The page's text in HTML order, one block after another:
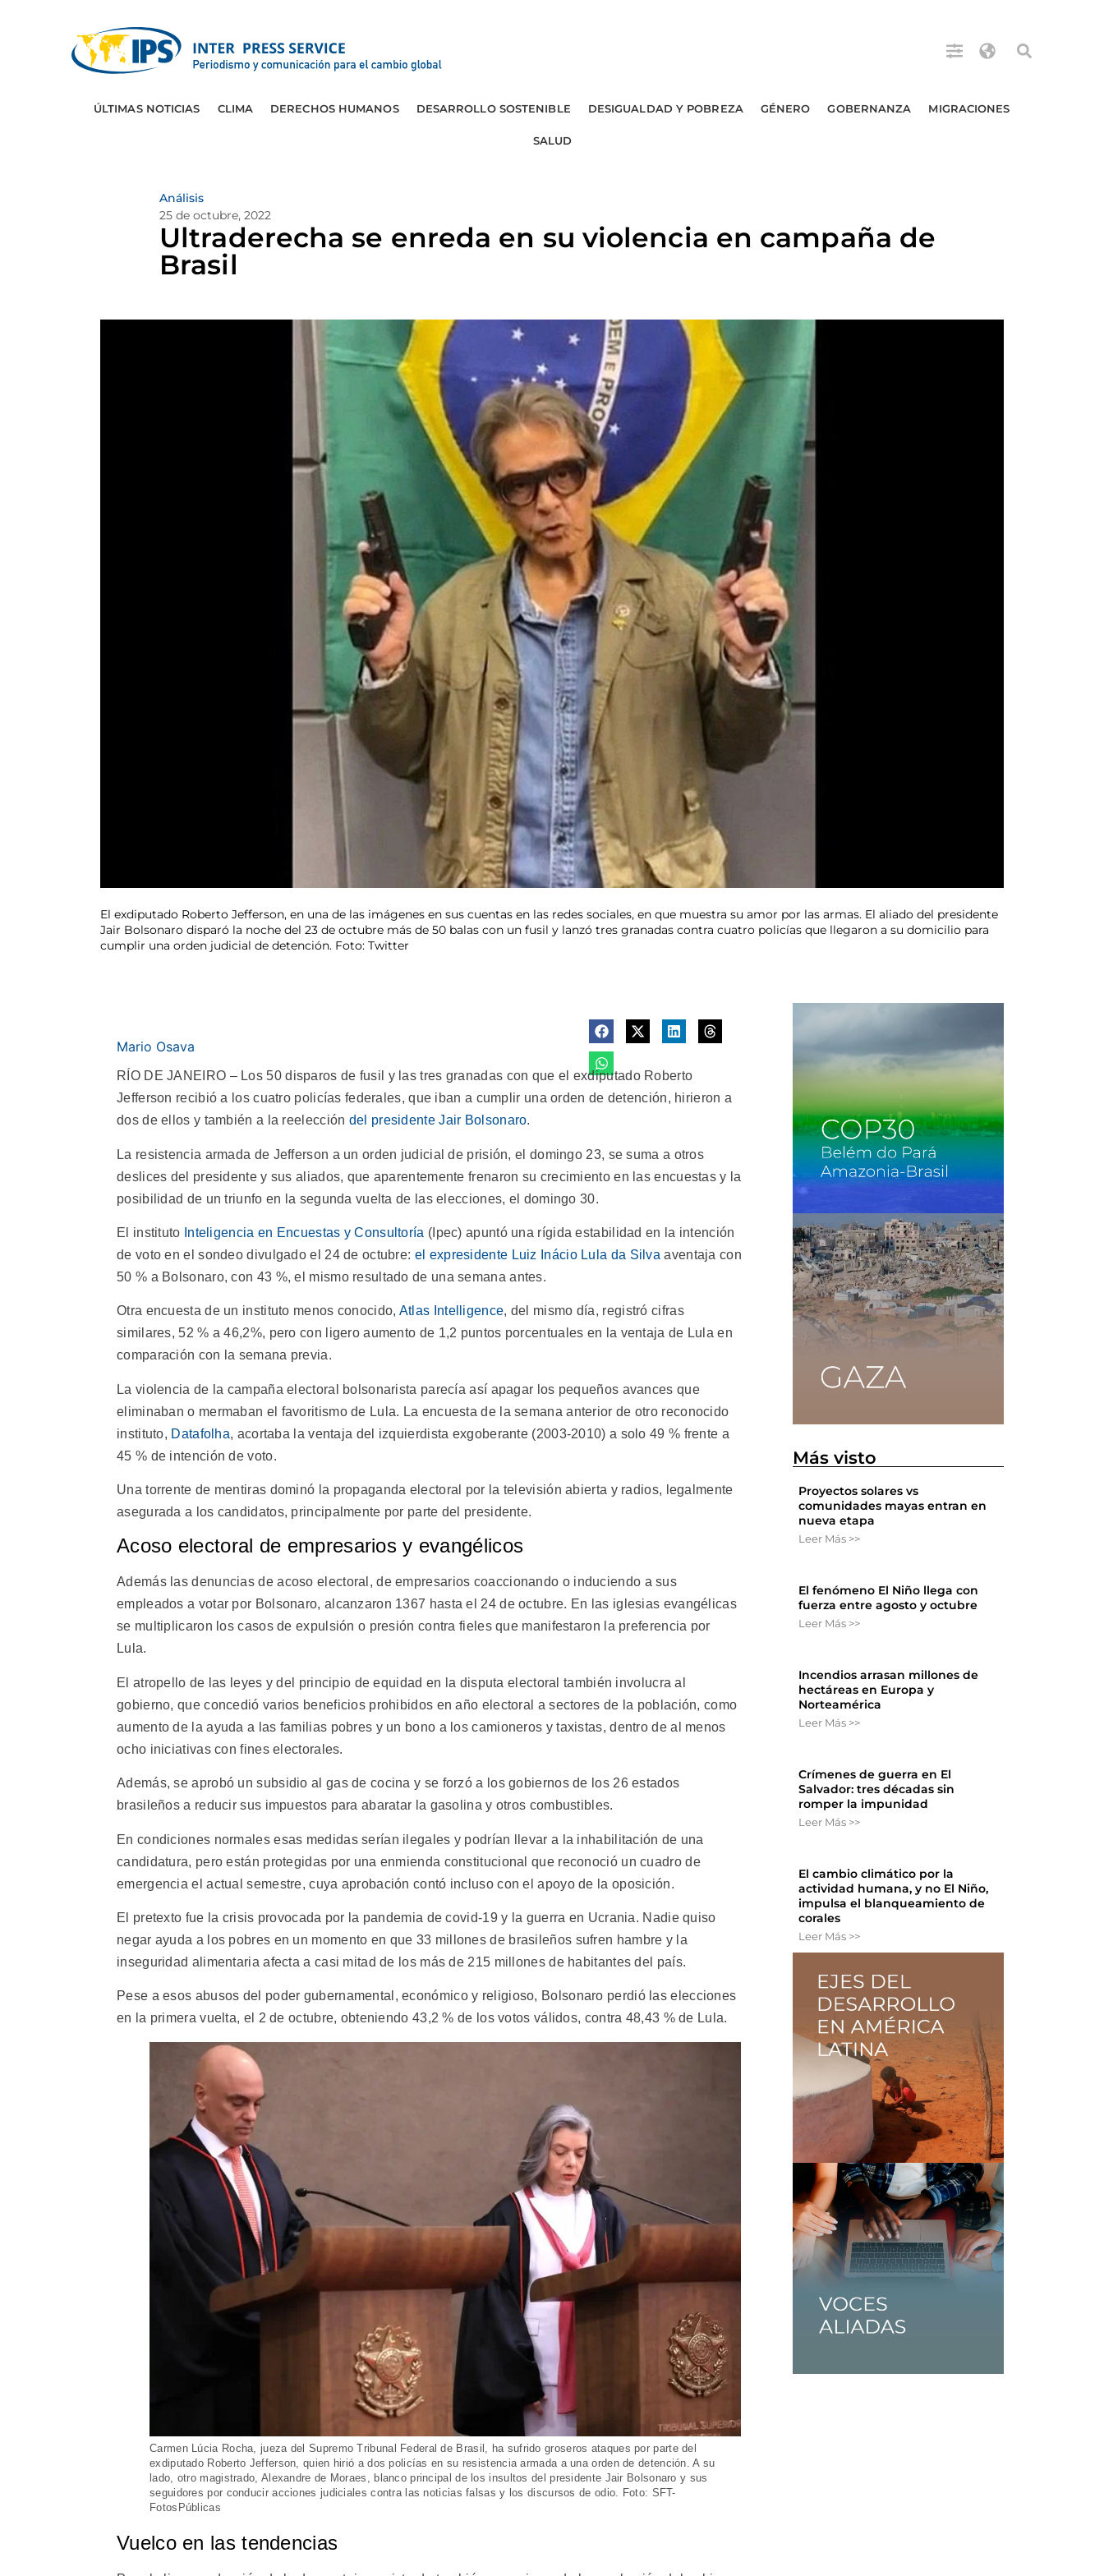
ÚLTIMAS NOTICIAS CLIMA DERECHOS HUMANOS DESARROLLO SOSTENIBLE DESIGUALDAD Y POBREZA GÉNERO GOBERNANZA MIGRACIONES
SALUD
Análisis
25 de octubre, 2022
Ultraderecha se enreda en su violencia en campaña de
Brasil
El exdiputado Roberto Jefferson, en una de las imágenes en sus cuentas en las redes sociales, en que muestra su amor por las armas. El aliado del presidente
Jair Bolsonaro disparó la noche del 23 de octubre más de 50 balas con un fusil y lanzó tres granadas contra cuatro policías que llegaron a su domicilio para
cumplir una orden judicial de detención. Foto: Twitter
Mario Osava
RÍO DE JANEIRO – Los 50 disparos de fusil y las tres granadas con que el exdiputado Roberto
Jefferson recibió a los cuatro policías federales, que iban a cumplir una orden de detención, hirieron a
dos de ellos y también a la reelección del presidente Jair Bolsonaro.
La resistencia armada de Jefferson a un orden judicial de prisión, el domingo 23, se suma a otros
deslices del presidente y sus aliados, que aparentemente frenaron su crecimiento en las encuestas y la
posibilidad de un triunfo en la segunda vuelta de las elecciones, el domingo 30.
El instituto Inteligencia en Encuestas y Consultoría (Ipec) apuntó una rígida estabilidad en la intención
de voto en el sondeo divulgado el 24 de octubre: el expresidente Luiz Inácio Lula da Silva aventaja con
50 % a Bolsonaro, con 43 %, el mismo resultado de una semana antes.
Otra encuesta de un instituto menos conocido, Atlas Intelligence, del mismo día, registró cifras
similares, 52 % a 46,2%, pero con ligero aumento de 1,2 puntos porcentuales en la ventaja de Lula en
comparación con la semana previa.
La violencia de la campaña electoral bolsonarista parecía así apagar los pequeños avances que
eliminaban o mermaban el favoritismo de Lula. La encuesta de la semana anterior de otro reconocido
instituto, Datafolha, acortaba la ventaja del izquierdista exgoberante (2003-2010) a solo 49 % frente a
45 % de intención de voto.
Una torrente de mentiras dominó la propaganda electoral por la televisión abierta y radios, legalmente
asegurada a los candidatos, principalmente por parte del presidente.
Acoso electoral de empresarios y evangélicos
Además las denuncias de acoso electoral, de empresarios coaccionando o induciendo a sus
empleados a votar por Bolsonaro, alcanzaron 1367 hasta el 24 de octubre. En las iglesias evangélicas
se multiplicaron los casos de expulsión o presión contra fieles que manifestaron la preferencia por
Lula.
El atropello de las leyes y del principio de equidad en la disputa electoral también involucra al
gobierno, que concedió varios beneficios prohibidos en año electoral a sectores de la población, como
aumento de la ayuda a las familias pobres y un bono a los camioneros y taxistas, dentro de al menos
ocho iniciativas con fines electorales.
Además, se aprobó un subsidio al gas de cocina y se forzó a los gobiernos de los 26 estados
brasileños a reducir sus impuestos para abaratar la gasolina y otros combustibles.
En condiciones normales esas medidas serían ilegales y podrían llevar a la inhabilitación de una
candidatura, pero están protegidas por una enmienda constitucional que reconoció un cuadro de
emergencia el actual semestre, cuya aprobación contó incluso con el apoyo de la oposición.
El pretexto fue la crisis provocada por la pandemia de covid-19 y la guerra en Ucrania. Nadie quiso
negar ayuda a los pobres en un momento en que 33 millones de brasileños sufren hambre y la
inseguridad alimentaria afecta a casi mitad de los más de 215 millones de habitantes del país.
Pese a esos abusos del poder gubernamental, económico y religioso, Bolsonaro perdió las elecciones
en la primera vuelta, el 2 de octubre, obteniendo 43,2 % de los votos válidos, contra 48,43 % de Lula.
Carmen Lúcia Rocha, jueza del Supremo Tribunal Federal de Brasil, ha sufrido groseros ataques por parte del
exdiputado Roberto Jefferson, quien hirió a dos policías en su resistencia armada a una orden de detención. A su
lado, otro magistrado, Alexandre de Moraes, blanco principal de los insultos del presidente Jair Bolsonaro y sus
seguidores por conducir acciones judiciales contra las noticias falsas y los discursos de odio. Foto: SFT-
FotosPúblicas
Vuelco en las tendencias
Más visto
Proyectos solares vs
comunidades mayas entran en
nueva etapa
Leer Más >>
El fenómeno El Niño llega con
fuerza entre agosto y octubre
Leer Más >>
Incendios arrasan millones de
hectáreas en Europa y
Norteamérica
Leer Más >>
Crímenes de guerra en El
Salvador: tres décadas sin
romper la impunidad
Leer Más >>
El cambio climático por la
actividad humana, y no El Niño,
impulsa el blanqueamiento de
corales
Leer Más >>